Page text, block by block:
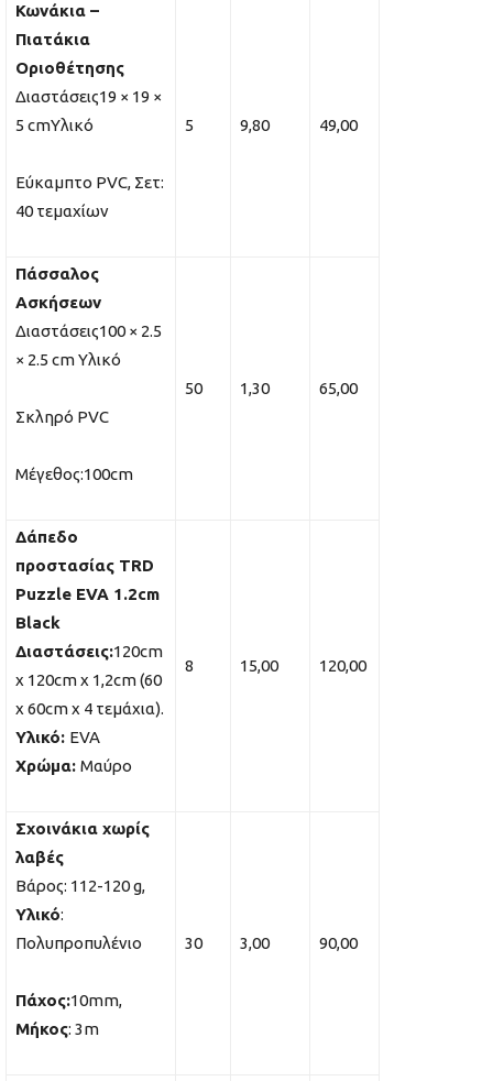
Κωνάκια –
Πιατάκια
Οριοθέτησης
Διαστάσεις19 × 19 ×
5 cmΥλικό
Εύκαμπτο PVC, Σετ:
40 τεμαχίων
5 9,80 49,00
Πάσσαλος
Ασκήσεων
Διαστάσεις100 × 2.5
× 2.5 cm Υλικό
Σκληρό PVC
Μέγεθος:100cm
50 1,30 65,00
Δάπεδο
προστασίας TRD
Puzzle EVA 1.2cm
Black
Διαστάσεις:120cm
x 120cm x 1,2cm (60
x 60cm x 4 τεμάχια).
Υλικό: EVA
Χρώμα: Μαύρο
8 15,00 120,00
Σχοινάκια χωρίς
λαβές
Βάρος: 112-120 g,
Υλικό:
Πολυπροπυλένιο
Πάχος:10mm,
Μήκος: 3m
30 3,00 90,00